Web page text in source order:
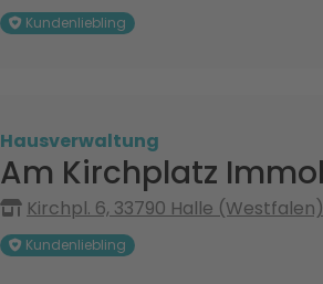
Kundenliebling
Hausverwaltung
Am Kirchplatz
Kirchpl. 6, 33790 Halle (Westfalen)
Kundenliebling